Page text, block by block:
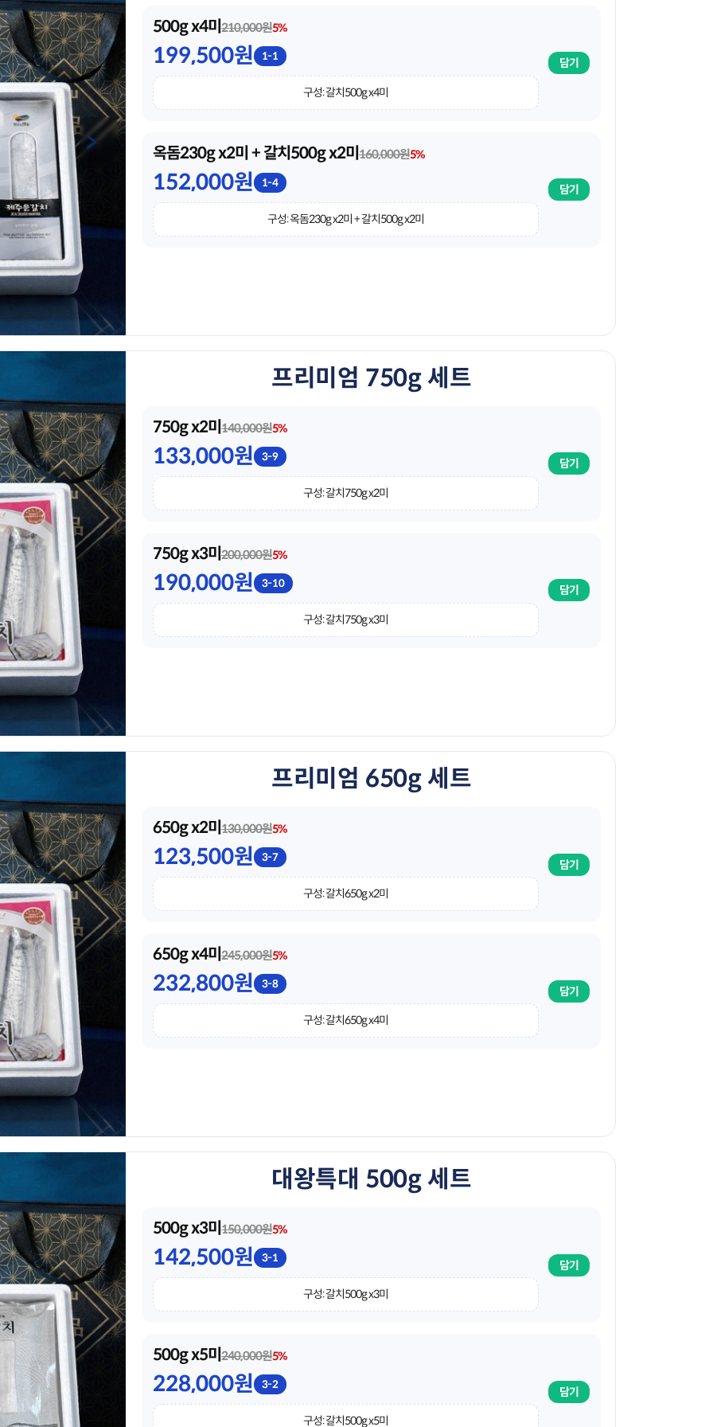
500g x4미210,000원5%
199,500원 1-1
구성: 갈치500g x4미
담기
옥돔230g x2미 + 갈치500g x2미160,000원5%
152,000원 1-4
구성: 옥돔230g x2미 + 갈치500g x2미
담기
프리미엄 750g 세트
750g x2미140,000원5%
133,000원 3-9
구성: 갈치750g x2미
담기
750g x3미200,000원5%
190,000원 3-10
구성: 갈치750g x3미
담기
프리미엄 650g 세트
650g x2미130,000원5%
123,500원 3-7
구성: 갈치650g x2미
담기
650g x4미245,000원5%
232,800원 3-8
구성: 갈치650g x4미
담기
대왕특대 500g 세트
500g x3미150,000원5%
142,500원 3-1
구성: 갈치500g x3미
담기
500g x5미240,000원5%
228,000원 3-2
구성: 갈치500g x5미
담기